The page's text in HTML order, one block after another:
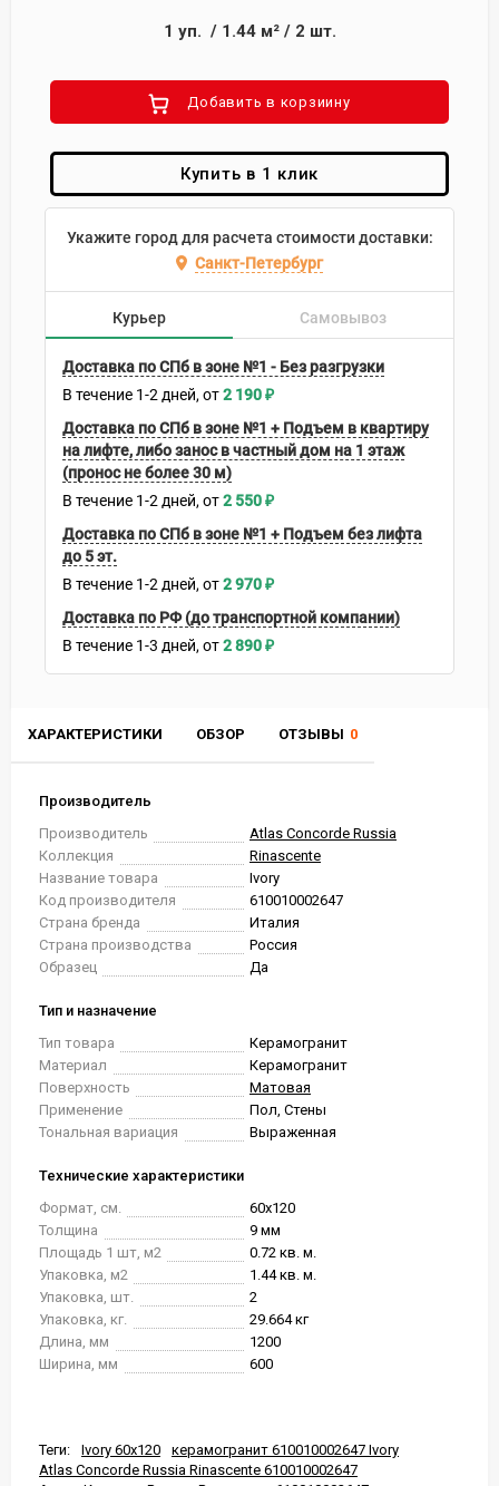
ХАРАКТЕРИСТИКИ ОБЗОР ОТЗЫВЫ 0
Производитель
Производитель
Atlas Concorde Russia
Коллекция
Rinascente
Название товара
Ivory
Код производителя
610010002647
Страна бренда
Италия
Страна производства
Россия
Образец
Да
Тип и назначение
Тип товара
Керамогранит
Материал
Керамогранит
Поверхность
Матовая
Применение
Пол, Стены
Тональная вариация
Выраженная
Технические характеристики
Формат, см.
60x120
Толщина
9 мм
Площадь 1 шт, м2
0.72 кв. м.
Упаковка, м2
1.44 кв. м.
Упаковка, шт.
2
Упаковка, кг.
29.664 кг
Длина, мм
1200
Ширина, мм
600
Теги: Ivory 60x120
керамогранит 610010002647 Ivory
Atlas Concorde Russia Rinascente 610010002647
1 уп. / 1.44м²/ 2 шт.
Добавить в корзиину
Купить в 1 клик
Укажите город для расчета стоимости доставки:
Санкт-Петербург
Курьер Самовывоз
Доставка по СПб в зоне №1 - Без разгрузки
В течение 1-2 дней 2 190₽
Доставка по СПб в зоне №1 + Подъем в квартиру
на лифте, либо занос в частный дом на 1 этаж
(пронос не более 30 м)
В течение 1-2 дней 2 550₽
Доставка по СПб в зоне №1 + Подъем без лифта
до 5 эт.
В течение 1-2 дней 2 970₽
Доставка по РФ (до транспортной компании)
В течение 1-3 дней 2 890₽